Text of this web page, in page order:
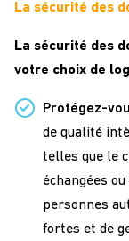
La sécurité des
La sécurité des
votre choix de
Protégez-
de qualité
telles que le
échangées
personnes
fortes et de